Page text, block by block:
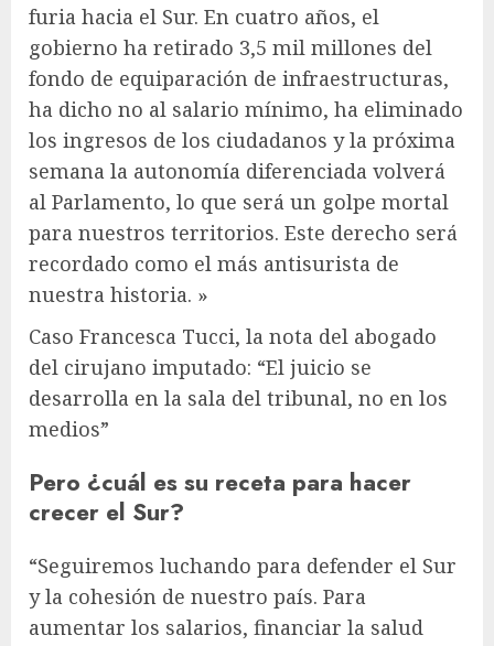
furia hacia el Sur. En cuatro años, el
gobierno ha retirado 3,5 mil millones del
fondo de equiparación de infraestructuras,
ha dicho no al salario mínimo, ha eliminado
los ingresos de los ciudadanos y la próxima
semana la autonomía diferenciada volverá
al Parlamento, lo que será un golpe mortal
para nuestros territorios. Este derecho será
recordado como el más antisurista de
nuestra historia. »
Caso Francesca Tucci, la nota del abogado
del cirujano imputado: “El juicio se
desarrolla en la sala del tribunal, no en los
medios”
Pero ¿cuál es su receta para hacer
crecer el Sur?
“Seguiremos luchando para defender el Sur
y la cohesión de nuestro país. Para
aumentar los salarios, financiar la salud